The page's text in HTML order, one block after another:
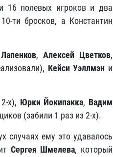
16 полевых игроков и два
ти бросков, а Константин
,Алексей Цветков,
Кейси Уэллмэн и
х), Юрки Йокипакка, Вадим
(забили 1 раз из 2-х).
случаях ему это удавалось
Сергея Шмелева, который